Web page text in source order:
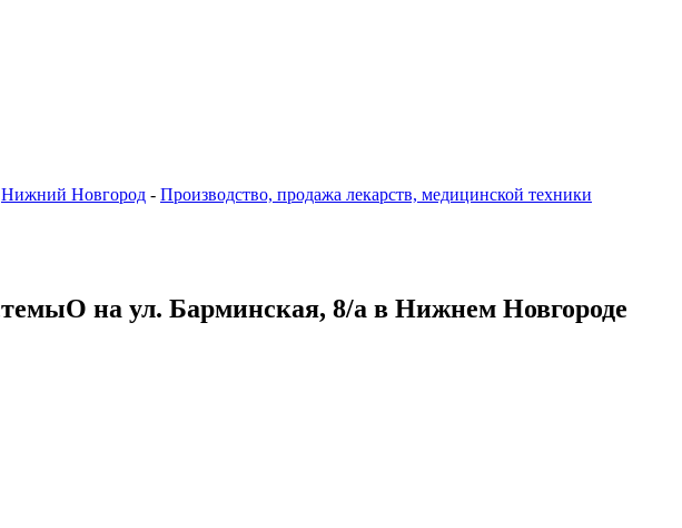
Нижний Новгород - Производство, продажа лекарств, медицинской техники
на ул. Барминская, 8/а в Нижнем Новгороде